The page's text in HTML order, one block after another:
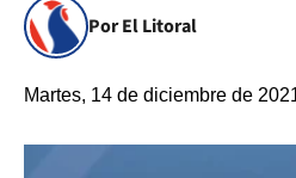
Por El Litoral
Martes, 14 de diciembre de